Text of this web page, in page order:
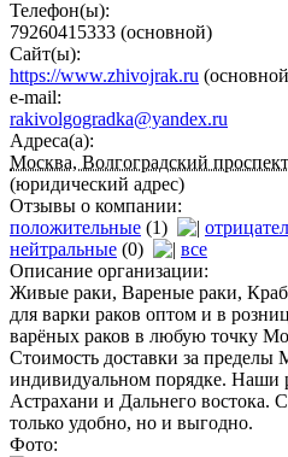
Телефон(ы):
79260415333 (основной)
Сайт(ы):
https://www.zhivojrak.ru
e-mail:
rakivolgogradka@yandex.ru
Адреса(а):
Москва, Волгоградский
(юридический адрес)
Отзывы о компании:
положительные (1)
нейтральные (0)
все
Описание организации:
Живые раки, Вареные раки,
для варки раков оптом и в
варёных раков в любую точку
Стоимость доставки за пределы
индивидуальном порядке. Наши
Астрахани и Дальнего востока.
только удобно, но и выгодно.
Фото: